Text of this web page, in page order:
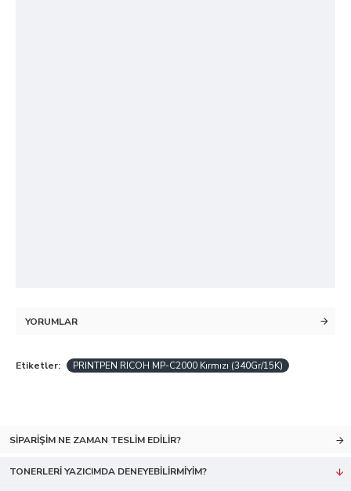
YORUMLAR
Etiketler: PRINTPEN RICOH MP-C2000 Kırmızı (340Gr/15K)
SIPARIŞIM NE ZAMAN TESLIM EDILIR?
TONERLERI YAZICIMDA DENEYEBILIRMIYIM?